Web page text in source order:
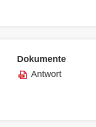
Dokumente
Antwort